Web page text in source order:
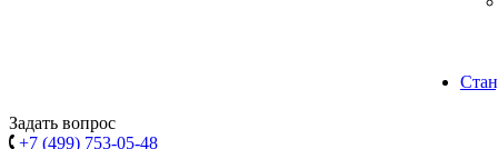
Задать вопрос
+7 (499) 753-05-48